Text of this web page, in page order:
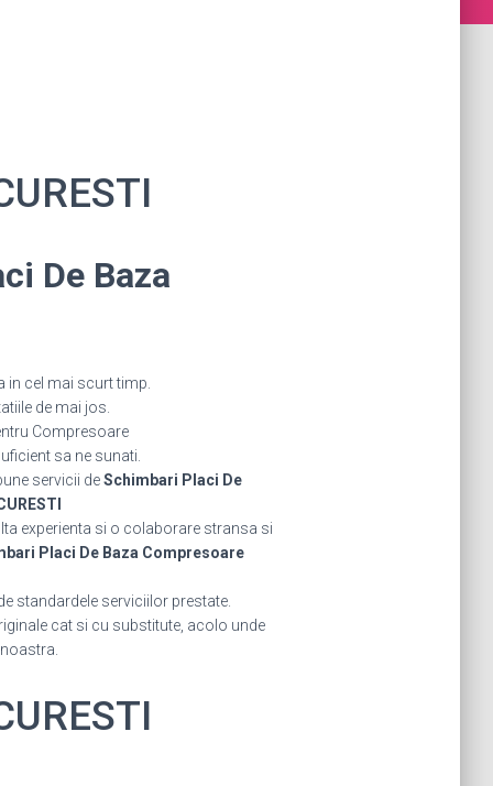
De Baza
in cel mai scurt timp.
de mai jos.
Compresoare
sa ne sunati.
servicii deSchimbari Placi De
experienta si o colaborare stransa si
Placi De Baza Compresoare
standardele serviciilor prestate.
cat si cu substitute, acolo unde